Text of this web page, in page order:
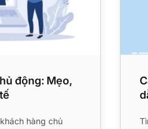
động: Mẹo,
hàng chủ